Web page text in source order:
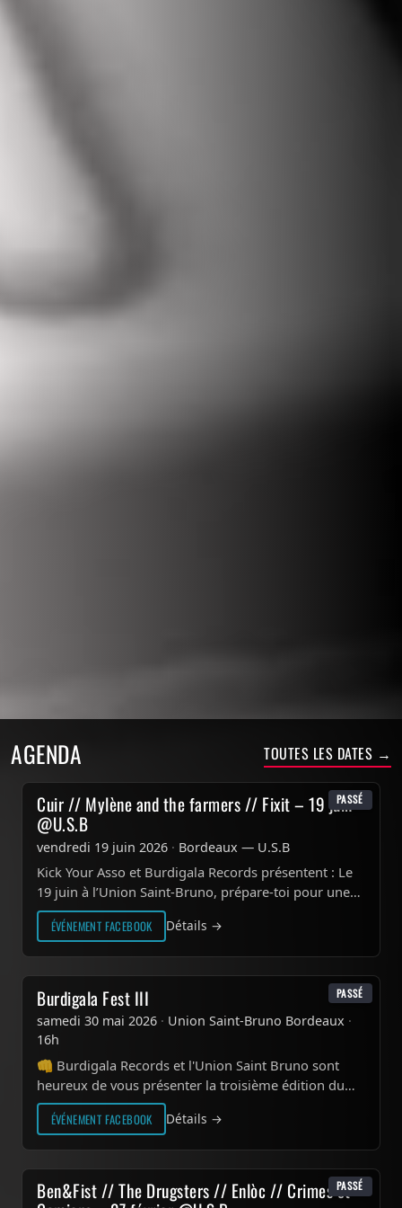
AGENDA TOUTES LES DATES →
19
JUIN
2026
PASSÉ
Cuir // Mylène and the farmers // Fixit – 19 juin
@U.S.B
vendredi 19 juin 2026 · Bordeaux — U.S.B
Kick Your Asso et Burdigala Records présentent : Le
19 juin à l’Union Saint-Bruno, prépare-toi pour une
soirée entre punk, synthés nerveux et énergie brute.
Au…
ÉVÉNEMENT FACEBOOK Détails →
30
MAI
2026
PASSÉ
Burdigala Fest III
samedi 30 mai 2026 · Union Saint-Bruno Bordeaux ·
16h
👊 Burdigala Records et l'Union Saint Bruno sont
heureux de vous présenter la troisième édition du
BURDIGALA FEST ! ☀️ Concerts live outdoor 🎪
Stands merch…
ÉVÉNEMENT FACEBOOK Détails →
27 PASSÉ
Ben&Fist // The Drugsters // Enlòc // Crimes et